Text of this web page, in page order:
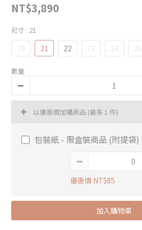
NT$3,890
尺寸 : 21
20 21 22 23 24 25
數量
以優惠價加購商品 (最多 1 件)
包裝紙 - 限盒裝商品 (附提袋)
優惠價 NT$85
加入購物車